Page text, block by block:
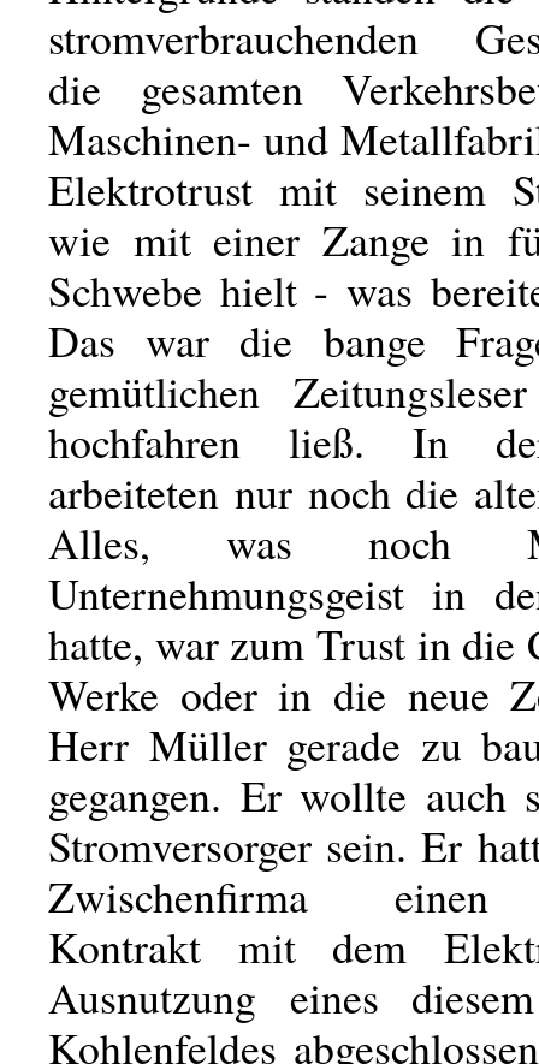
stromverbrauchenden
die gesamten
Maschinen- und
Elektrotrust mit seinem
wie mit einer Zange in
Schwebe hielt - was
Das war die bange
gemütlichen
hochfahren ließ. In
arbeiteten nur noch die
Alles, was noch
Unternehmungsgeist in
hatte, war zum Trust in die
Werke oder in die neue
Herr Müller gerade zu
gegangen. Er wollte auch
Stromversorger sein. Er
Zwischenfirma einen
Kontrakt mit dem
Ausnutzung eines
Kohlenfeldes